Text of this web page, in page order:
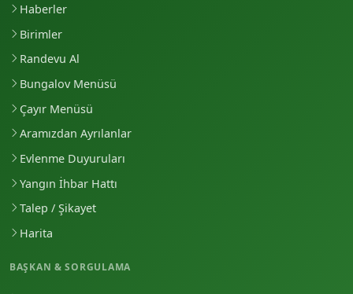
Haberler
Birimler
Randevu Al
Bungalov Menüsü
Çayır Menüsü
Aramızdan Ayrılanlar
Evlenme Duyuruları
Yangın İhbar Hattı
Talep / Şikayet
Harita
BAŞKAN & SORGULAMA